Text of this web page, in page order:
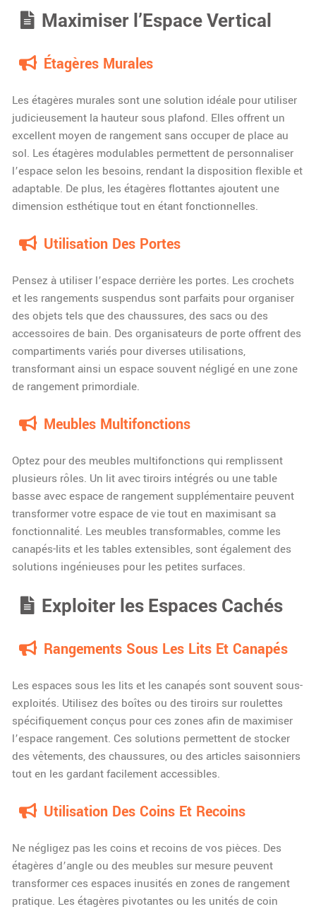
Maximiser l’Espace Vertical
Étagères Murales
Les étagères murales sont une solution idéale pour utiliser
judicieusement la hauteur sous plafond. Elles offrent un
excellent moyen de rangement sans occuper de place au
sol. Les étagères modulables permettent de personnaliser
l’espace selon les besoins, rendant la disposition flexible et
adaptable. De plus, les étagères flottantes ajoutent une
dimension esthétique tout en étant fonctionnelles.
Utilisation Des Portes
Pensez à utiliser l’espace derrière les portes. Les crochets
et les rangements suspendus sont parfaits pour organiser
des objets tels que des chaussures, des sacs ou des
accessoires de bain. Des organisateurs de porte offrent des
compartiments variés pour diverses utilisations,
transformant ainsi un espace souvent négligé en une zone
de rangement primordiale.
Meubles Multifonctions
Optez pour des meubles multifonctions qui remplissent
plusieurs rôles. Un lit avec tiroirs intégrés ou une table
basse avec espace de rangement supplémentaire peuvent
transformer votre espace de vie tout en maximisant sa
fonctionnalité. Les meubles transformables, comme les
canapés-lits et les tables extensibles, sont également des
solutions ingénieuses pour les petites surfaces.
Exploiter les Espaces Cachés
Rangements Sous Les Lits Et Canapés
Les espaces sous les lits et les canapés sont souvent sous-
exploités. Utilisez des boîtes ou des tiroirs sur roulettes
spécifiquement conçus pour ces zones afin de maximiser
l’espace rangement. Ces solutions permettent de stocker
des vêtements, des chaussures, ou des articles saisonniers
tout en les gardant facilement accessibles.
Utilisation Des Coins Et Recoins
Ne négligez pas les coins et recoins de vos pièces. Des
étagères d’angle ou des meubles sur mesure peuvent
transformer ces espaces inusités en zones de rangement
pratique. Les étagères pivotantes ou les unités de coin